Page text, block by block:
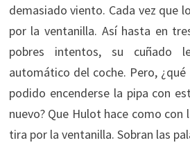
demasiado viento. Cada vez que
por la ventanilla. Así hasta en
pobres intentos, su cuñado
automático del coche. Pero,
podido encenderse la pipa con
nuevo? Que Hulot hace como con
tira por la ventanilla. Sobran las